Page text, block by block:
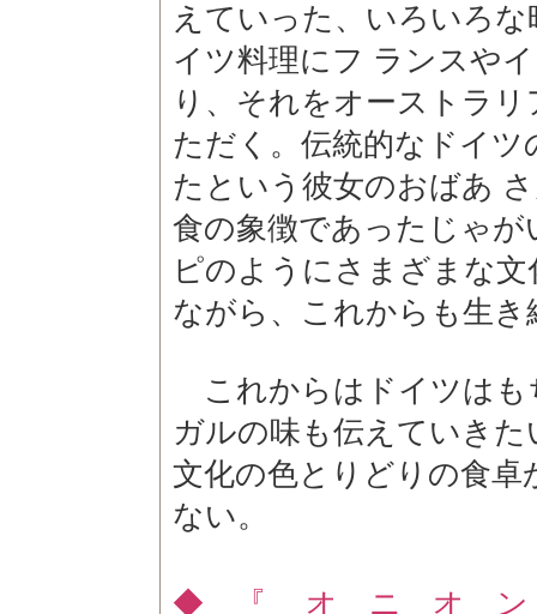
えていった、いろいろ
イツ料理にフ ランスや
り、それをオーストラ
ただく。伝統的なドイ
たという彼女のおばあ
食の象徴であったじゃ
ピのようにさまざまな
ながら、これからも生
これからはドイツはも
ガルの味も伝えていき
文化の色とりどりの食
ない。
◆ 『 オ ニ オ